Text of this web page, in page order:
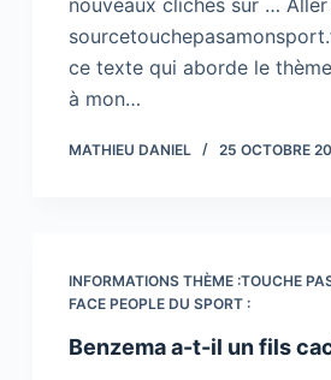
nouveaux clichés sur … Aller
ce texte qui aborde le
à mon…
MATHIEU DANIEL 25 OCTOBRE
INFORMATIONS THÈME :TOUCHE
FACE PEOPLE DU SPORT :
Benzema a-t-il un fils